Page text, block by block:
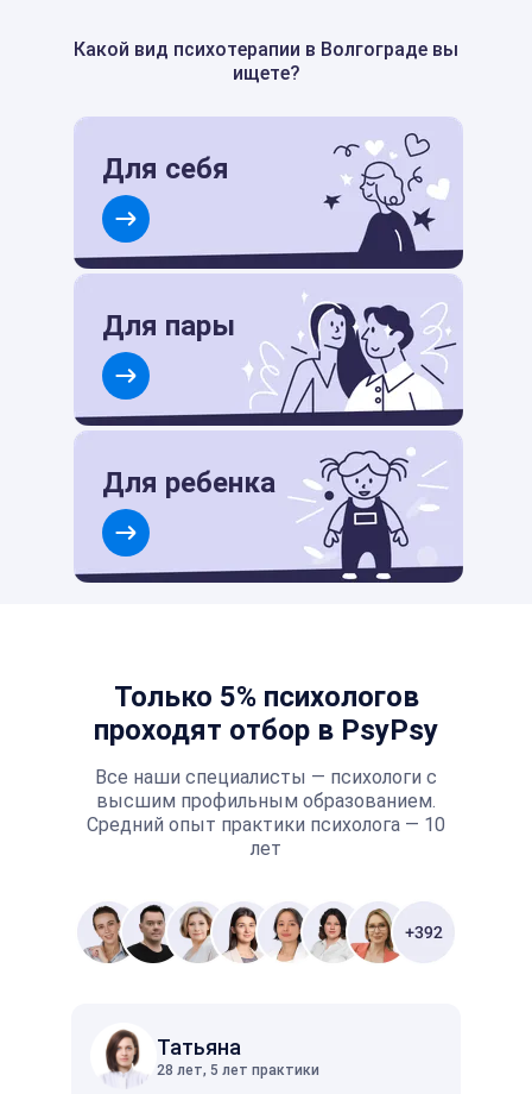
Какой вид психотерапии в Волгограде вы
ищете?
Для себя
Для пары
Для ребенка
Только 5% психологов
проходят отбор в PsyPsy
Все наши специалисты — психологи с
высшим профильным образованием.
Средний опыт практики психолога — 10
лет
Татьяна
28 лет, 5 лет практики